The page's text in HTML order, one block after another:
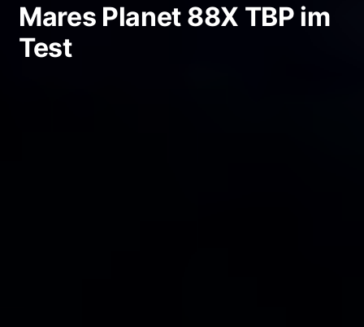
Mares Planet 88X TBP im
Test